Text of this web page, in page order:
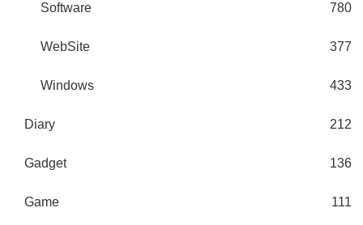
Software 780
WebSite 377
Windows 433
Diary 212
Gadget 136
Game 111